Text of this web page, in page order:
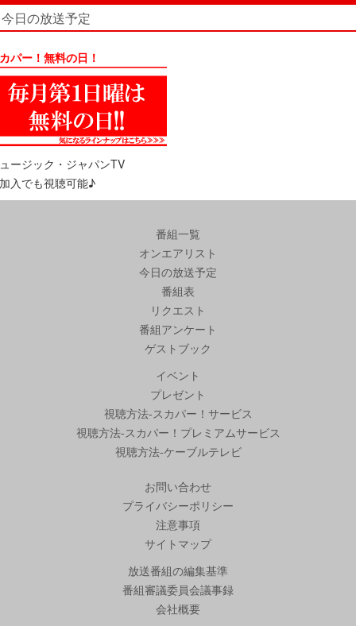
今日の放送予定
パー！無料の日！
ージック・ジャパンTV
入でも視聴可能♪
番組一覧
オンエアリスト
今日の放送予定
番組表
リクエスト
番組アンケート
ゲストブック
イベント
プレゼント
視聴方法-スカパー！サービス
視聴方法-スカパー！プレミアムサービス
視聴方法-ケーブルテレビ
お問い合わせ
プライバシーポリシー
注意事項
サイトマップ
放送番組の編集基準
番組審議委員会議事録
会社概要